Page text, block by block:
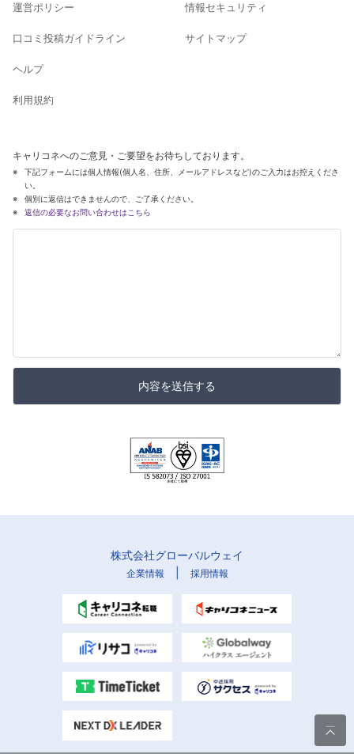
運営ポリシー
口コミ投稿ガイドライン
ヘルプ
利用規約
情報セキュリティ
サイトマップ
キャリコネへのご意見・ご要望をお待ちしております。
下記フォームには個人情報(個人名、住所、メールアドレスなど)のご入力はお控えくださ
い。
個別に返信はできませんので、ご了承ください。
返信の必要なお問い合わせはこちら
内容を送信する
株式会社グローバルウェイ
企業情報 採用情報
